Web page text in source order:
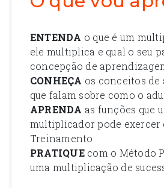
ENTENDA o que é um
ele multiplica e qual o seu
concepção de
CONHEÇA os conceitos de
que falam sobre como o
APRENDA as funções que
multiplicador pode exercer
Treinamento
PRATIQUEcom o Método
uma multiplicação de